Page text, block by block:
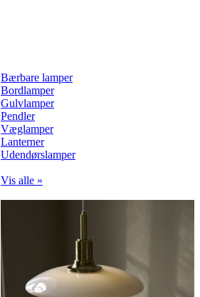
Bærbare lamper
Bordlamper
Gulvlamper
Pendler
Væglamper
Lanterner
Udendørslamper
Vis alle »